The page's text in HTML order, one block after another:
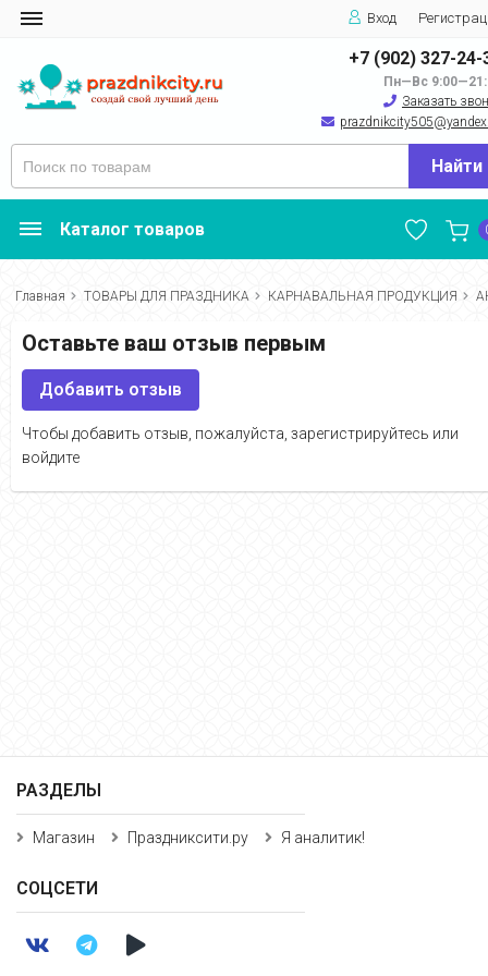
Вход
+7 (902) 327-24-
Пн—Вс
Заказать
Найти
Каталог товаров
Главная ТОВАРЫ ДЛЯ ПРАЗДНИКА КАРНАВАЛЬНАЯ ПРОДУКЦИЯ
Оставьте ваш отзыв первым
Добавить отзыв
Чтобы добавить отзыв, пожалуйста, зарегистрируйтесь или
войдите
РАЗДЕЛЫ
Магазин Праздниксити.ру Я аналитик!
СОЦСЕТИ